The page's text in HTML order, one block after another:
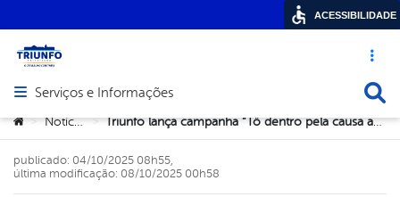
Acesso
Abrir menu principal de navegação
Serviços e Informações
Você está aqui:
> Notícias > Triunfo lança campanha “Tô dentro pela causa animal”
publicado: 04/10/2025 08h55,
última modificação: 08/10/2025 00h58
ACESSIBILIDADE